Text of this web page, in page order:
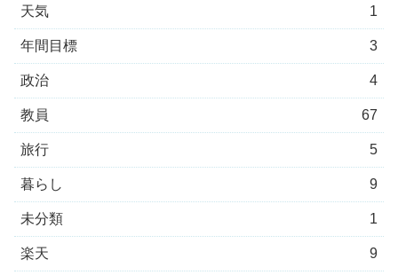
天気 1
年間目標 3
政治 4
教員 67
旅行 5
暮らし 9
未分類 1
楽天 9